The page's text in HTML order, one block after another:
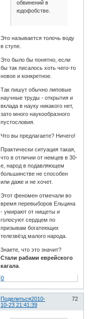
обвинений в
юдофобстве.
Это называется толочь воду
в ступе.
Это было бы понятно, если
бы так писалось хоть чего-то
новое и конкретное.
Так пишут обычно липовые
научные труды - открытия и
вклада в науку никакого нет,
зато много наукообразного
пустословия.
Что вы предлагаете? Ничего!
Практически ситуация такая,
что в отличии от немцев в 30-
е, народ в подавляющем
большинстве не способен
или даже и не хочет.
Этот феномен отмечали во
время перевыборов Ельцина
- умирают от нищеты и
голосуют сердцем по
призывам богатеющих
телезвёзд малого народа.
3наете, что это значит?
Стали рабами еврейского
кагала
0
Поделиться 72
2010-
10-23 21:41:39